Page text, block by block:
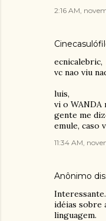
2:16 AM,
ecnicalebric,
vc nao viu
luis,
vi o WANDA
gente me
emule, caso
11:34 AM,
Anônimo
idéias sobre
linguagem.